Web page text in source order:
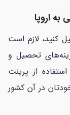
کنید، لازم است
تحصیل و
از پرینت
در آن کشور